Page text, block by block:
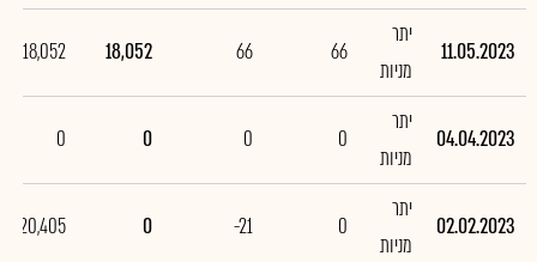
11.05.2023
יתר
מניות
66
66
18,052
18,052
04.04.2023
יתר
מניות
0
0
0
0
02.02.2023
יתר
מניות
0
-21
0
-20,405